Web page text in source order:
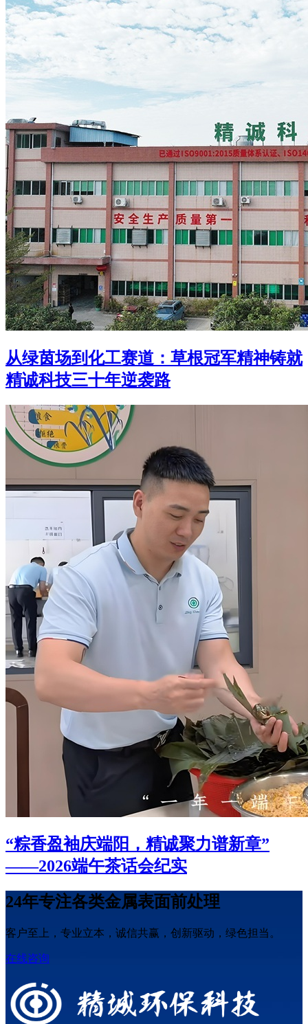
从绿茵场到化工赛道：草根冠军精神铸就
精诚科技三十年逆袭路
‌“粽香盈袖庆端阳，精诚聚力谱新章”
——2026端午茶话会纪实
24​​年专注各类金属表面前处理
客户至上，专业立本，诚信共赢，创新驱动，绿色担当。
在线咨询